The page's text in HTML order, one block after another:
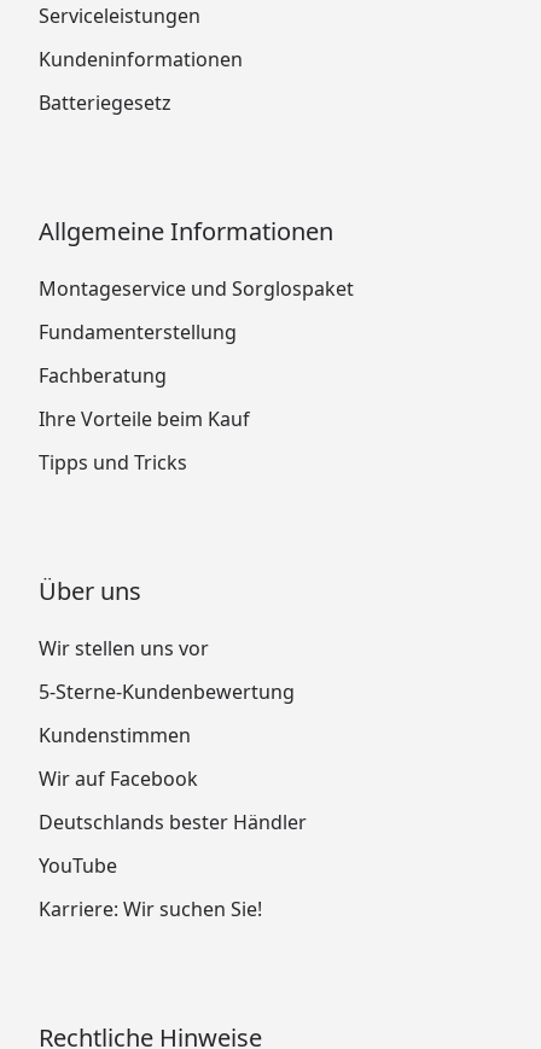
Serviceleistungen
Kundeninformationen
Batteriegesetz
Allgemeine Informationen
Montageservice und Sorglospaket
Fundamenterstellung
Fachberatung
Ihre Vorteile beim Kauf
Tipps und Tricks
Über uns
Wir stellen uns vor
5-Sterne-Kundenbewertung
Kundenstimmen
Wir auf Facebook
Deutschlands bester Händler
YouTube
Karriere: Wir suchen Sie!
Rechtliche Hinweise